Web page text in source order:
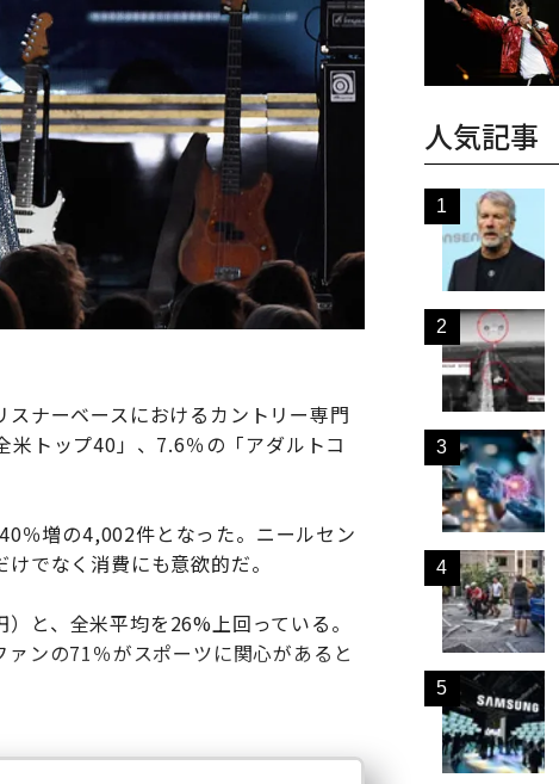
ナーベースにおけるカントリー専門
トップ40」、7.6％の「アダルトコ
％増の4,002件となった。ニールセン
でなく消費にも意欲的だ。
と、全米平均を26%上回っている。
ンの71％がスポーツに関心があると
人気記事